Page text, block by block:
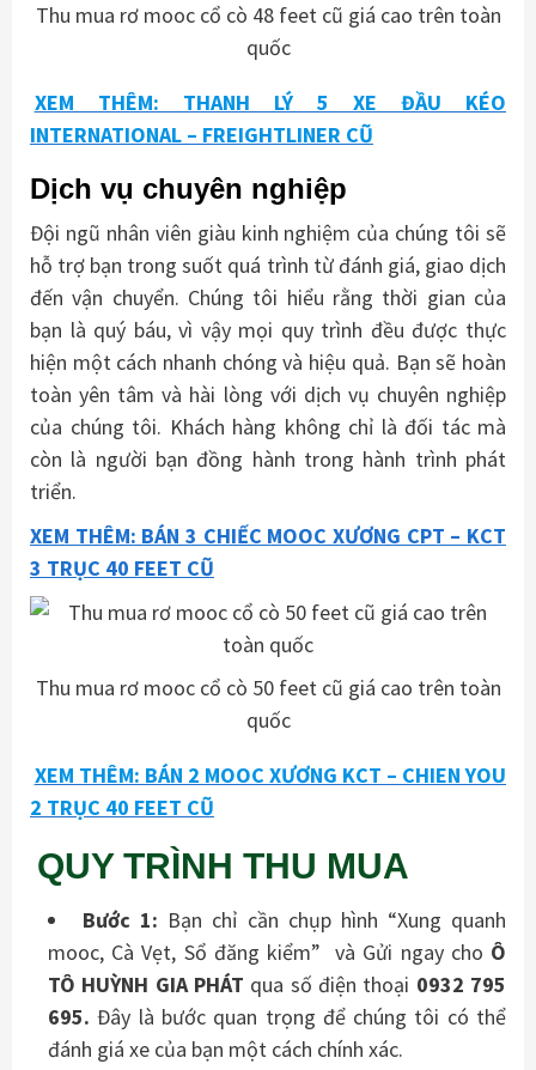
Thu mua rơ mooc cổ cò 48 feet cũ giá cao trên toàn
quốc
XEM THÊM: THANH LÝ 5 XE ĐẦU KÉO
INTERNATIONAL – FREIGHTLINER CŨ
Dịch vụ chuyên nghiệp
Đội ngũ nhân viên giàu kinh nghiệm của chúng tôi sẽ
hỗ trợ bạn trong suốt quá trình từ đánh giá, giao dịch
đến vận chuyển. Chúng tôi hiểu rằng thời gian của
bạn là quý báu, vì vậy mọi quy trình đều được thực
hiện một cách nhanh chóng và hiệu quả. Bạn sẽ hoàn
toàn yên tâm và hài lòng với dịch vụ chuyên nghiệp
của chúng tôi. Khách hàng không chỉ là đối tác mà
còn là người bạn đồng hành trong hành trình phát
triển.
XEM THÊM: BÁN 3 CHIẾC MOOC XƯƠNG CPT – KCT
3 TRỤC 40 FEET CŨ
Thu mua rơ mooc cổ cò 50 feet cũ giá cao trên toàn
quốc
XEM THÊM: BÁN 2 MOOC XƯƠNG KCT – CHIEN YOU
2 TRỤC 40 FEET CŨ
QUY TRÌNH THU MUA
Bước 1: Bạn chỉ cần chụp hình “Xung quanh
mooc, Cà Vẹt, Sổ đăng kiểm” và Gửi ngay cho Ô
TÔ HUỲNH GIA PHÁT qua số điện thoại 0932 795
695.Đây là bước quan trọng để chúng tôi có thể
đánh giá xe của bạn một cách chính xác.